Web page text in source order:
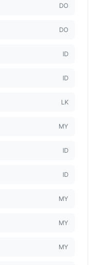
DO
DO
ID
ID
LK
MY
ID
ID
MY
MY
MY